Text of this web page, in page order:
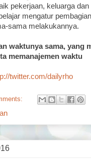
pekerjaan, keluarga
mengatur
sama melakukannya.
waktunya sama, yang
memanajemen waktu
twitter.com/dailyrho